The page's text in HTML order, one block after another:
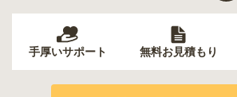
手厚いサポート 無料お見積もり